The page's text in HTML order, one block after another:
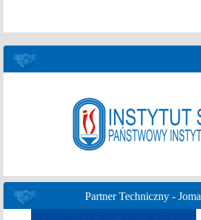
Partner Techniczny - Joma